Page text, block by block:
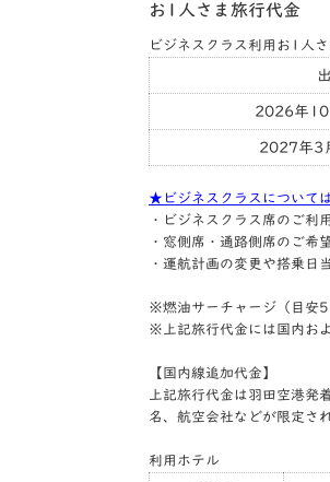
お1人さま旅行代金
ビジネスクラス利用お1人
2026年10
2027年3
★ビジネスクラスについて
・ビジネスクラス席のご利
・窓側席・通路側席のご希
・運航計画の変更や搭乗日
※燃油サーチャージ（目安
※上記旅行代金には国内お
【国内線追加代金】
上記旅行代金は羽田空港発
名、航空会社などが限定さ
利用ホテル